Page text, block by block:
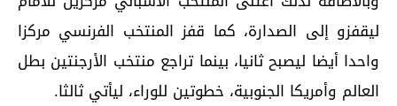
ليقفزو إلى الصدارة، كما قفز المنتخب الفرنسي مركزا
واحدا أيضا ليصبح ثانيا، بينما تراجع منتخب الأرجنتين بطل
العالم وأمريكا الجنوبية، خطوتين للوراء، ليأتي ثالثا.